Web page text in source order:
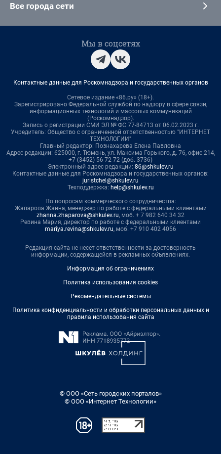
Все города сети
Мы в соцсетях
Контактные данные для Роскомнадзора и государственных органов
Сетевое издание «86.ру» (18+).
Зарегистрировано Федеральной службой по надзору в сфере связи,
информационных технологий и массовых коммуникаций
(Роскомнадзор).
Запись о регистрации СМИ ЭЛ № ФС 77-84713 от 06.02.2023 г.
Учредитель: Общество с ограниченной ответственностью "ИНТЕРНЕТ
ТЕХНОЛОГИИ"
Главный редактор: Познахарева Елена Павловна
Адрес редакции: 625000, г. Тюмень, ул. Максима Горького, д. 76, офис 214,
+7 (3452) 56-72-72 (доб. 3736)
Электронный адрес редакции: 86@shkulev.ru
Контактные данные для Роскомнадзора и государственных органов:
juristchel@shkulev.ru
Техподдержка: help@shkulev.ru
По вопросам коммерческого сотрудничества:
Жапарова Жанна, менеджер по работе с федеральными клиентами
zhanna.zhaparova@shkulev.ru, моб. + 7 982 640 34 32
Ревина Мария, директор по работе с федеральными клиентами
mariya.revina@shkulev.ru, моб. +7 910 402 4056
Редакция сайта не несет ответственности за достоверность
информации, содержащейся в рекламных объявлениях.
Информация об ограничениях
Политика использования cookies
Рекомендательные системы
Политика конфиденциальности и обработки персональных данных и
правила использования сайта
© ООО «Сеть городских порталов»
© ООО «Интернет Технологии»